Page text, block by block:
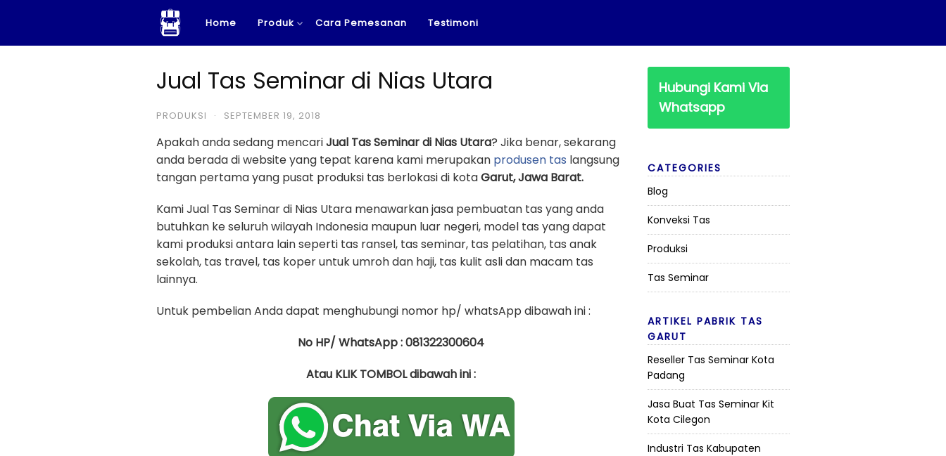
content
Home Produk Cara Pemesanan Testimoni
Jual Tas Seminar di Nias Utara
PRODUKSI · SEPTEMBER 19, 2018
Apakah anda sedang mencariJual Tas Seminar di Nias Utara? Jika benar, sekarang
anda berada di website yang tepat karena kami merupakan produsen tas langsung
tangan pertama yang pusat produksi tas berlokasi di kotaGarut, Jawa Barat.
Kami Jual Tas Seminar di Nias Utara menawarkan jasa pembuatan tas yang anda
butuhkan ke seluruh wilayah Indonesia maupun luar negeri, model tas yang dapat
kami produksi antara lain seperti tas ransel, tas seminar, tas pelatihan, tas anak
sekolah, tas travel, tas koper untuk umroh dan haji, tas kulit asli dan macam tas
lainnya.
Untuk pembelian Anda dapat menghubungi nomor hp/ whatsApp dibawah ini :
No HP/ WhatsApp : 081322300604
Atau KLIK TOMBOL dibawah ini :
Hubungi Kami Via
Whatsapp
CATEGORIES
Blog
Konveksi Tas
Produksi
Tas Seminar
ARTIKEL PABRIK TAS
GARUT
Reseller Tas Seminar Kota
Padang
Jasa Buat Tas Seminar Kit
Kota Cilegon
Industri Tas Kabupaten